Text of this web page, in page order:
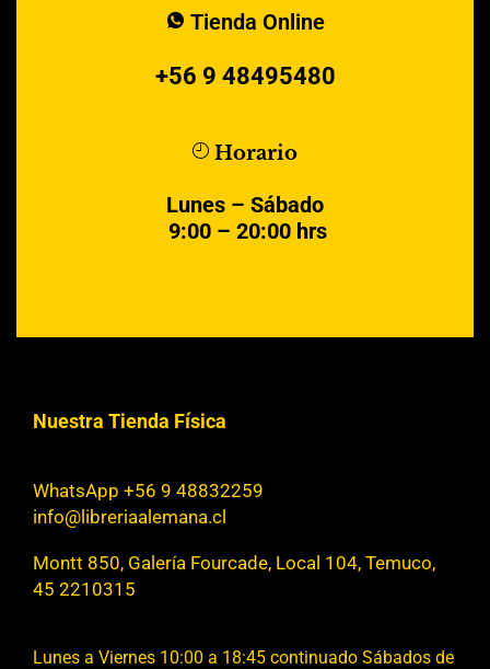
Tienda Online
+56 9 48495480
Horario
Lunes – Sábado
9:00 – 20:00 hrs
Nuestra Tienda Física
WhatsApp +56 9 48832259
info@libreriaalemana.cl
Montt 850, Galería Fourcade, Local 104, Temuco,
45 2210315
Lunes a Viernes 10:00 a 18:45 continuado Sábados de